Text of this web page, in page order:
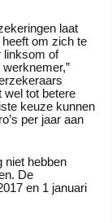
laat
om zich te
linksom of
wel tot betere
keuze kunnen
per jaar aan
niet hebben
De
en 1 januari